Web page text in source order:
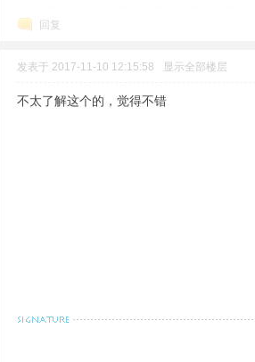
›
回复
发表于 2017-11-10 12:15:58 显示全部楼层
不太了解这个的，觉得不错